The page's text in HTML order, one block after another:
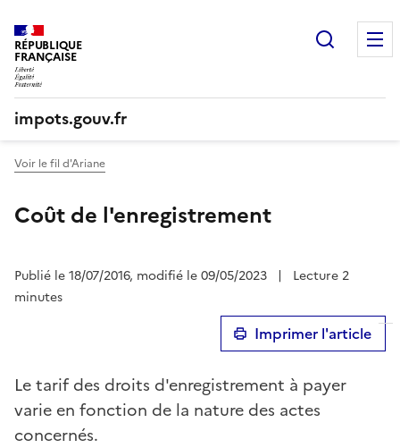
RÉPUBLIQUE
FRANÇAISE
impots.gouv.fr
Voir le fil d'Ariane
Coût de l'enregistrement
Publié le 18/07/2016, modifié le 09/05/2023 |
Lecture 2
minutes
Imprimer l'article
Le tarif des droits d'enregistrement à payer
varie en fonction de la nature des actes
concernés.